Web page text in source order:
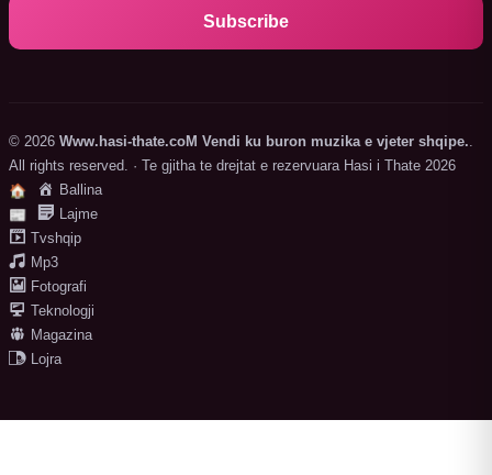
Subscribe
© 2026 Www.hasi-thate.coM Vendi ku buron muzika e vjeter shqipe..
All rights reserved. · Te gjitha te drejtat e rezervuara Hasi i Thate 2026
🏠
Ballina
📰
Lajme
Tvshqip
Mp3
Fotografi
Teknologji
Magazina
Lojra